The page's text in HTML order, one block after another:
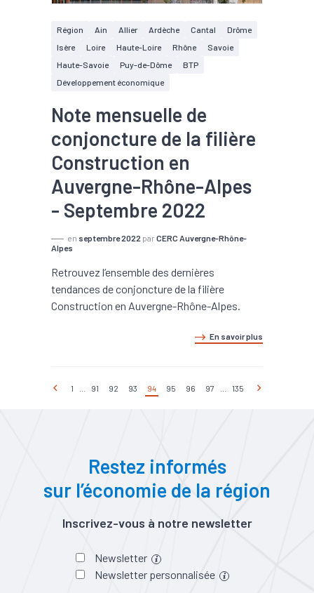
Région Ain Allier Ardèche Cantal
Drôme
Isère
Loire Haute-Loire Rhône
Savoie
Haute-Savoie
Puy-de-Dôme
BTP
Développement économique
Note mensuelle de
conjoncture de la filière
Construction en
Auvergne-Rhône-Alpes
- Septembre 2022
en septembre 2022 par CERC Auvergne-Rhône-
Alpes
Retrouvez l’ensemble des dernières
tendances de conjoncture de la filière
Construction en Auvergne-Rhône-Alpes.
En savoir plus
1 91 92 93 94 95 96 97 135
Restez informés
sur l’économie de la région
Inscrivez-vous à notre newsletter
Newsletter
Newsletter personnalisée